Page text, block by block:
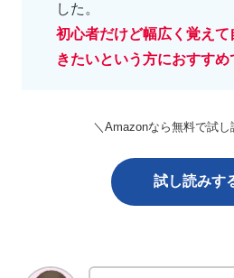
した。
初心者だけど幅広く覚え
きたいという方におすすめ
＼Amazonなら無料で試し
試し読みす